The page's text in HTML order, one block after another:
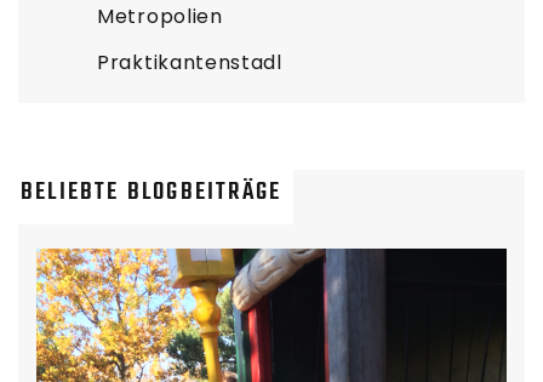
Metropolien
Praktikantenstadl
BELIEBTE BLOGBEITRÄGE